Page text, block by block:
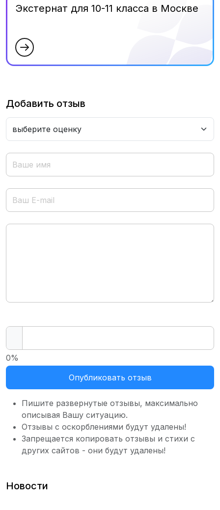
Экстернат для 10-11 класса в Москве
Добавить отзыв
Опубликовать отзыв
0%
Пишите развернутые отзывы, максимально
описывая Вашу ситуацию.
Отзывы с оскорблениями будут удалены!
Запрещается копировать отзывы и стихи с
других сайтов - они будут удалены!
Новости